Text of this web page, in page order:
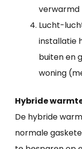
verwarmd
Lucht-
installatie
buiten en
woning
Hybride
De hybride
normale